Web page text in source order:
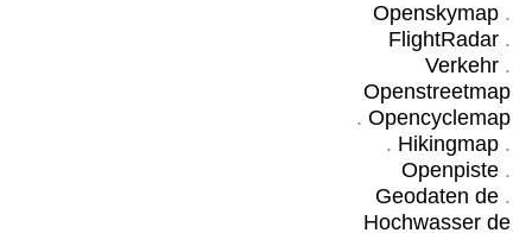
Openskymap.
FlightRadar.
Verkehr.
Openstreetmap
. Opencyclemap
. Hikingmap.
Openpiste.
Geodaten de.
Hochwasser de